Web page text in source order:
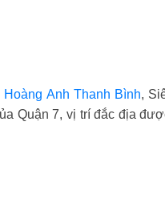
Hoàng Anh Thanh Bình,
Quận 7, vị trí đắc địa